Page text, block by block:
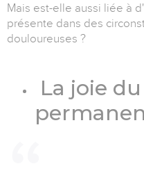
Mais est-elle aussi liée à
présente dans des
douloureuses ?
La joie